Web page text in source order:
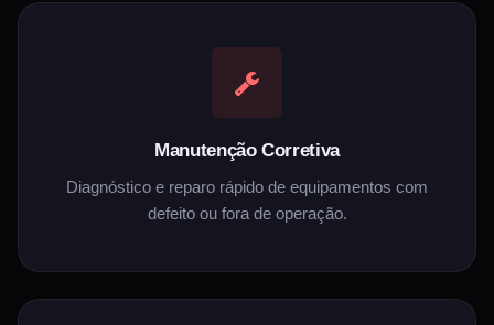
Manutenção Corretiva
Diagnóstico e reparo rápido de equipamentos com
defeito ou fora de operação.